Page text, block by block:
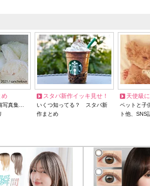
め
写真集…
スタバ新作イッキ見せ！
いくつ知ってる？ スタバ新
作まとめ
天使級
ペットと子
ト他、SNS